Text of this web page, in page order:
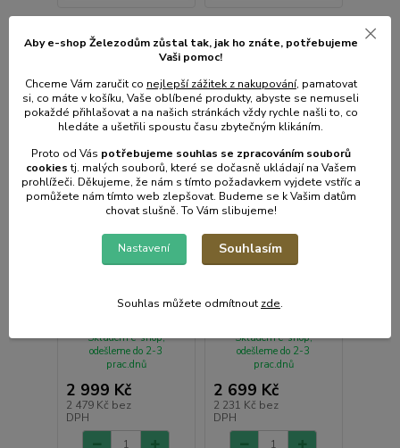
SBG 6238BK kontaktní
2 999 Kč
2 479 Kč bez
DPH
Skladem e-shop,
odešleme do 2-3
prac.dnů
SPR 5508BK Pomalý
2 699 Kč
2 231 Kč bez
DPH
Skladem e-shop,
odešleme do 2-3
prac.dnů
Aby e-shop Železodům zůstal tak, jak ho znáte, potřebujeme
Vaši pomoc!
Chceme Vám zaručit co nejlepší zážitek z nakupování, pamatovat
si, co máte v košíku, Vaše oblíbené produkty, abyste se nemuseli
pokaždé přihlašovat a na našich stránkách vždy rychle našli to, co
hledáte a ušetřili spoustu času zbytečným klikáním.
Proto od Vás potřebujeme souhlas se zpracováním souborů
cookiestj. malých souborů, které se dočasně ukládají na Vašem
prohlížeči. Děkujeme, že nám s tímto požadavkem vyjdete vstříc a
pomůžete nám tímto web zlepšovat. Budeme se k Vašim datům
chovat slušně. To Vám slibujeme!
Nastavení Souhlasím
Souhlas můžete odmítnout zde.